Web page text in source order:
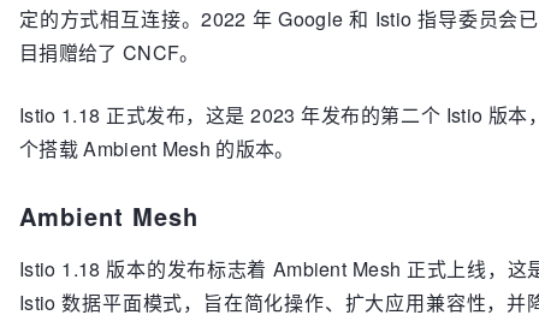
定的方式相互连接。2022 年 Google 和 Istio 指导委员会
目捐赠给了 CNCF。
Istio 1.18 正式发布，这是 2023 年发布的第二个 Istio 版本
个搭载 Ambient Mesh 的版本。
Ambient Mesh
Istio 1.18 版本的发布标志着 Ambient Mesh 正式上线，这
Istio 数据平面模式，旨在简化操作、扩大应用兼容性，并